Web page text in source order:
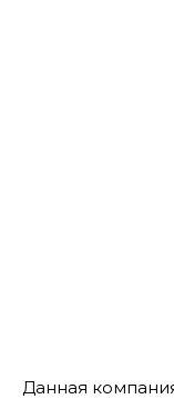
Данная